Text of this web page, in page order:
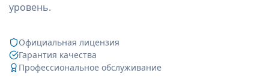
уровень.
Официальная лицензия
Гарантия качества
Профессиональное обслуживание